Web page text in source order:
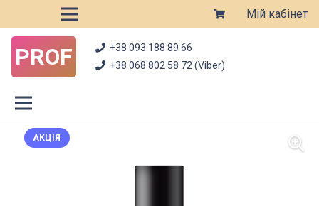
Мій кабінет
PROF
+38 093 188 89 66
+38 068 802 58 72 (Viber)
АКЦІЯ